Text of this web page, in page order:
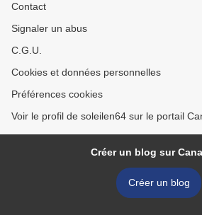
Contact
Signaler un abus
C.G.U.
Cookies et données personnelles
Préférences cookies
Voir le profil de soleilen64 sur le portail
Créer un blog sur
Créer un blog